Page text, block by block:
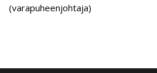
(varapuheenjohtaja)